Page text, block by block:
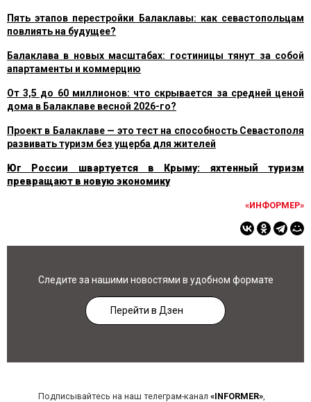
Пять этапов перестройки Балаклавы: как севастопольцам
повлиять на будущее?
Балаклава в новых масштабах: гостиницы тянут за собой
апартаменты и коммерцию
От 3,5 до 60 миллионов: что скрывается за средней ценой
дома в Балаклаве весной 2026-го?
Проект в Балаклаве — это тест на способность Севастополя
развивать туризм без ущерба для жителей
Юг России швартуется в Крыму: яхтенный туризм
превращают в новую экономику
«ИНФОРМЕР»
Следите за нашими новостями в удобном формате
Перейти в Дзен
Подписывайтесь на наш телеграм-канал «INFORMER»,